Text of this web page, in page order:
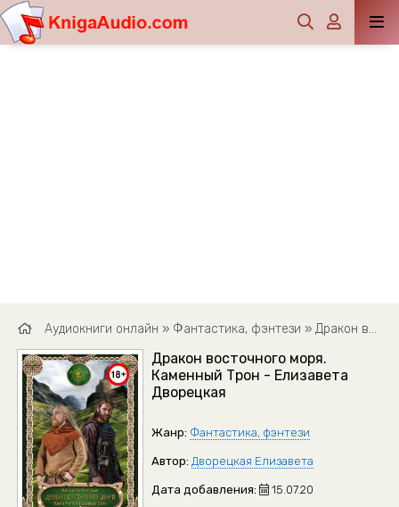
Аудиокниги онлайн » Фантастика, фэнтези » Дракон восточного моря. Каменный Трон - Елизавета Дворецкая
Дракон восточного моря.
Каменный Трон - Елизавета
Дворецкая
Жанр: Фантастика, фэнтези
Автор: Дворецкая Елизавета
Дата добавления: 15.07.20